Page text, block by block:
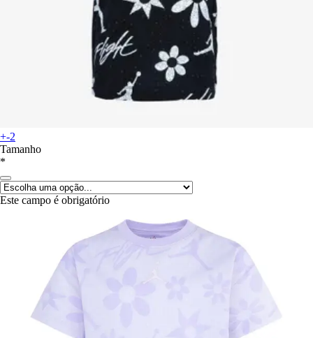
+-2
Tamanho
*
Este campo é obrigatório